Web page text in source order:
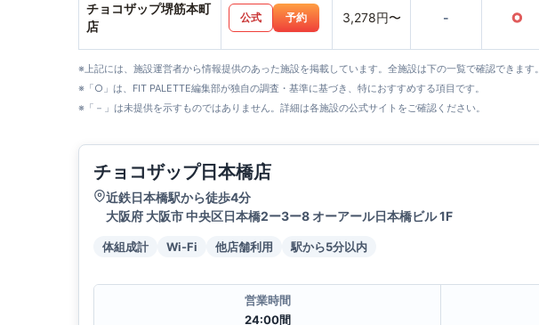
チョコザップ堺筋本町
店
公式 予約 3,278円〜 - ○
※上記には、施設運営者から情報提供のあった施設を掲載しています。全施設は下の一覧で確認できます。
※「○」は、FIT PALETTE編集部が独自の調査・基準に基づき、特におすすめする項目です。
※「－」は未提供を示すものではありません。詳細は各施設の公式サイトをご確認ください。
チョコザップ日本橋店
近鉄日本橋駅から徒歩4分
大阪府 大阪市 中央区日本橋2ー3ー8 オーアール日本橋ビル 1F
体組成計 Wi-Fi 他店舗利用 駅から5分以内
営業時間
24:00間